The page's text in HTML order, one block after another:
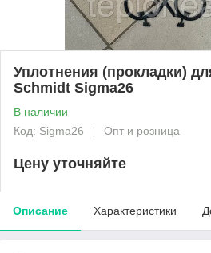
Уплотнения (прокладки)
Schmidt Sigma26
В наличии
Код: Sigma26
Опт и розница
Цену уточняйте
Описание Характеристики